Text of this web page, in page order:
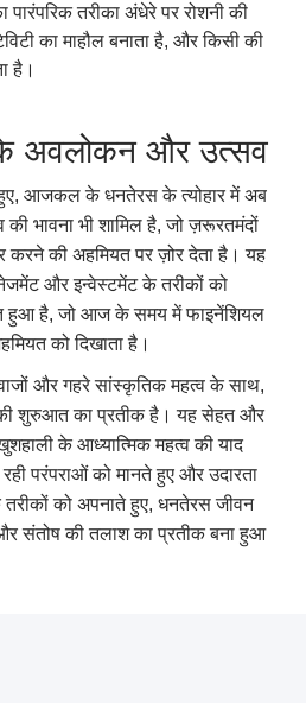
तरीका अंधेरे पर रोशनी की
का माहौल बनाता है, और किसी की
है।
अवलोकन और उत्सव
हुए, आजकल के धनतेरस के त्योहार में अब
भावना भी शामिल है, जो ज़रूरतमंदों
करने की अहमियत पर ज़ोर देता है। यह
और इन्वेस्टमेंट के तरीकों को
हुआ है, जो आज के समय में फाइनेंशियल
को दिखाता है।
और गहरे सांस्कृतिक महत्व के साथ,
की शुरुआत का प्रतीक है। यह सेहत और
के आध्यात्मिक महत्व की याद
परंपराओं को मानते हुए और उदारता
को अपनाते हुए, धनतेरस जीवन
संतोष की तलाश का प्रतीक बना हुआ